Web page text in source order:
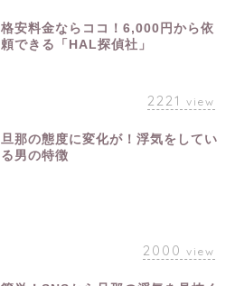
格安料金ならココ！6,000円から依
頼できる「HAL探偵社」
2221 view
旦那の態度に変化が！浮気をしてい
る男の特徴
2000 view